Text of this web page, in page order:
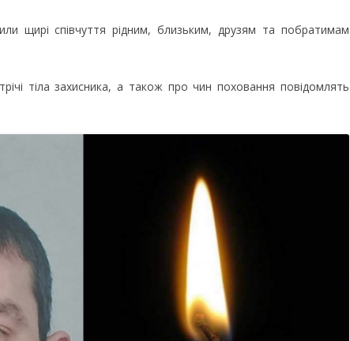
щирі співчуття рідним, близьким, друзям та побратимам
тіла захисника, а також про чин поховання повідомлять